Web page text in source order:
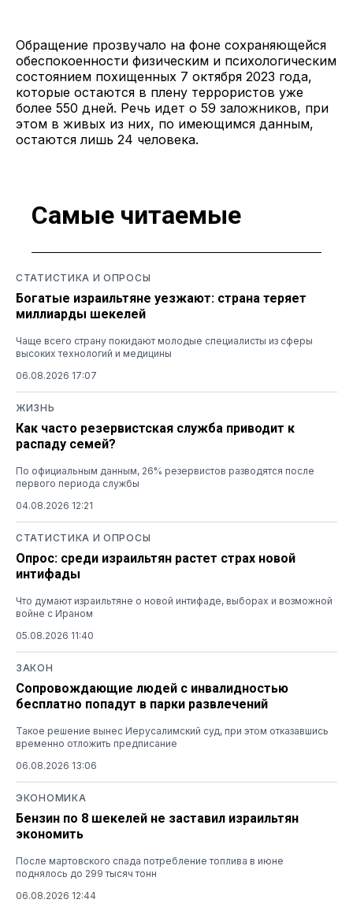
Обращение прозвучало на фоне сохраняющейся
обеспокоенности физическим и психологическим
состоянием похищенных 7 октября 2023 года,
которые остаются в плену террористов уже
более 550 дней. Речь идет о 59 заложников, при
этом в живых из них, по имеющимся данным,
остаются лишь 24 человека.
Самые читаемые
СТАТИСТИКА И ОПРОСЫ
Богатые израильтяне уезжают: страна теряет
миллиарды шекелей
Чаще всего страну покидают молодые специалисты из сферы
высоких технологий и медицины
06.08.2026 17:07
ЖИЗНЬ
Как часто резервистская служба приводит к
распаду семей?
По официальным данным, 26% резервистов разводятся после
первого периода службы
04.08.2026 12:21
СТАТИСТИКА И ОПРОСЫ
Опрос: среди израильтян растет страх новой
интифады
Что думают израильтяне о новой интифаде, выборах и возможной
войне с Ираном
05.08.2026 11:40
ЗАКОН
Сопровождающие людей с инвалидностью
бесплатно попадут в парки развлечений
Такое решение вынес Иерусалимский суд, при этом отказавшись
временно отложить предписание
06.08.2026 13:06
ЭКОНОМИКА
Бензин по 8 шекелей не заставил израильтян
экономить
После мартовского спада потребление топлива в июне
поднялось до 299 тысяч тонн
06.08.2026 12:44